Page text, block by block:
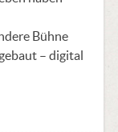
Bühne
– digital